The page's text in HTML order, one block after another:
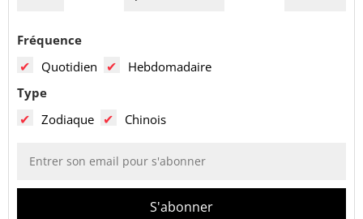
Fréquence
Quotidien
Hebdomadaire
Type
Zodiaque
Chinois